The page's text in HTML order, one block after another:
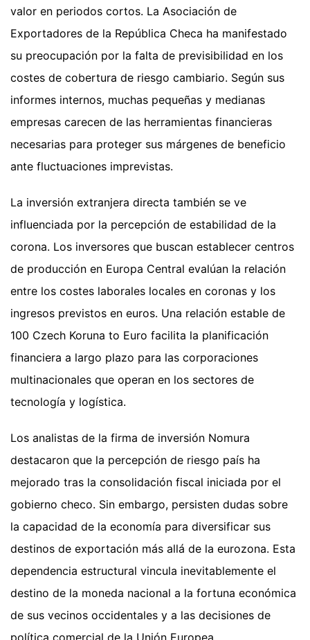
valor en periodos cortos. La Asociación de
Exportadores de la República Checa ha manifestado
su preocupación por la falta de previsibilidad en los
costes de cobertura de riesgo cambiario. Según sus
informes internos, muchas pequeñas y medianas
empresas carecen de las herramientas financieras
necesarias para proteger sus márgenes de beneficio
ante fluctuaciones imprevistas.
La inversión extranjera directa también se ve
influenciada por la percepción de estabilidad de la
corona. Los inversores que buscan establecer centros
de producción en Europa Central evalúan la relación
entre los costes laborales locales en coronas y los
ingresos previstos en euros. Una relación estable de
100 Czech Koruna to Euro facilita la planificación
financiera a largo plazo para las corporaciones
multinacionales que operan en los sectores de
tecnología y logística.
Los analistas de la firma de inversión Nomura
destacaron que la percepción de riesgo país ha
mejorado tras la consolidación fiscal iniciada por el
gobierno checo. Sin embargo, persisten dudas sobre
la capacidad de la economía para diversificar sus
destinos de exportación más allá de la eurozona. Esta
dependencia estructural vincula inevitablemente el
destino de la moneda nacional a la fortuna económica
de sus vecinos occidentales y a las decisiones de